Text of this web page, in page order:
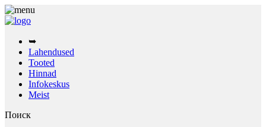
➥
Lahendused
Tooted
Hinnad
Infokeskus
Meist
Поиск